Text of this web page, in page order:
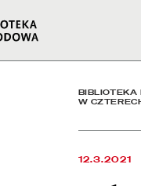
BIBLIOTEKA
W
12.3.2021